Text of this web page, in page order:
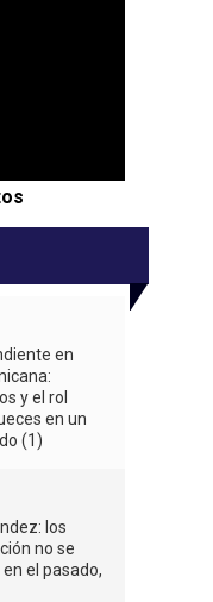
en
y el rol
en un
(1)
los
no se
el pasado,